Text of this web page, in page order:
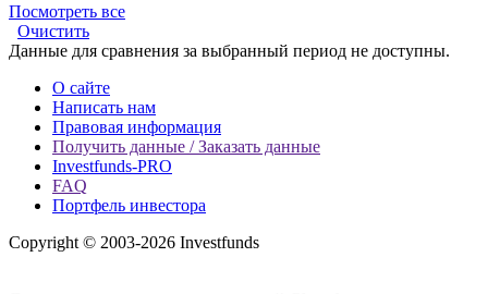
Посмотреть все
Очистить
Данные для сравнения за выбранный период не доступны.
О сайте
Написать нам
Правовая информация
Получить данные / Заказать данные
Investfunds-PRO
FAQ
Портфель инвестора
Copyright © 2003-2026 Investfunds